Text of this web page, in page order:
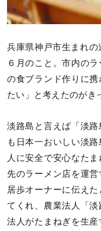
兵庫県神戸市生まれ
６月のこと。市内の
の食ブランド作りに
たい」と考えたのがき
淡路島と言えば「淡
も日本一おいしい淡
人に安全で安心なた
先のラーメン店を運
居歩オーナーに伝え
てくれ、農業法人「淡
法人がたまねぎを生